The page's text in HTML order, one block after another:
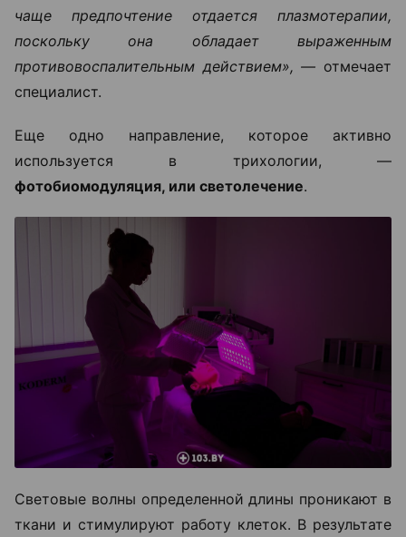
чаще предпочтение отдается плазмотерапии,
поскольку она обладает выраженным
противовоспалительным действием», — отмечает
специалист.
Еще одно направление, которое активно
используется в трихологии, —
фотобиомодуляция, или светолечение.
Световые волны определенной длины проникают в
ткани и стимулируют работу клеток. В результате